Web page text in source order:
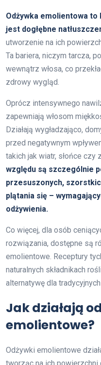
Odżywka emolientowa
jest dogłębne
utworzenie na ich
Ta bariera, niczym tarcza,
wewnątrz włosa, co
zdrowy wygląd.
Oprócz intensywnego
zapewniają włosom
Działają wygładzająco,
przed negatywnym
takich jak wiatr, słońce czy
względu są szczególnie
przesuszonych,
plątania się –
odżywienia.
Co więcej, dla osób
rozwiązania, dostępne są
emolientowe. Receptury
naturalnych składnikach
alternatywę dla
Jak działają
emolientowe?
Odżywki emolientowe